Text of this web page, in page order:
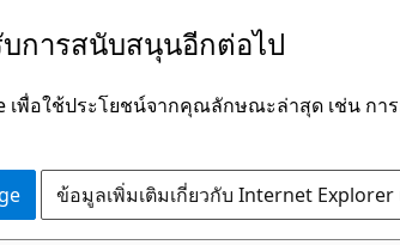
บการสนับสนุนอีกต่อไป
เพื่อใช้ประโยชน์จากคุณลักษณะล่าสุด เช่น ก
ข้อมูลเพิ่มเติมเกี่ยวกับ Internet